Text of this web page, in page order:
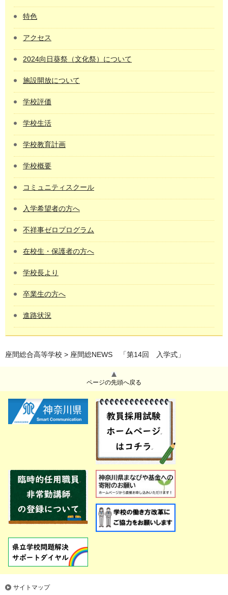
特色
アクセス
2024向日葵祭（文化祭）について
施設開放について
学校評価
学校生活
学校教育計画
学校概要
コミュニティスクール
入学希望者の方へ
不祥事ゼロプログラム
在校生・保護者の方へ
学校長より
卒業生の方へ
進路状況
座間総合高等学校 > 座間総NEWS 「第14回 入学式」
ページの先頭へ戻る
サイトマップ